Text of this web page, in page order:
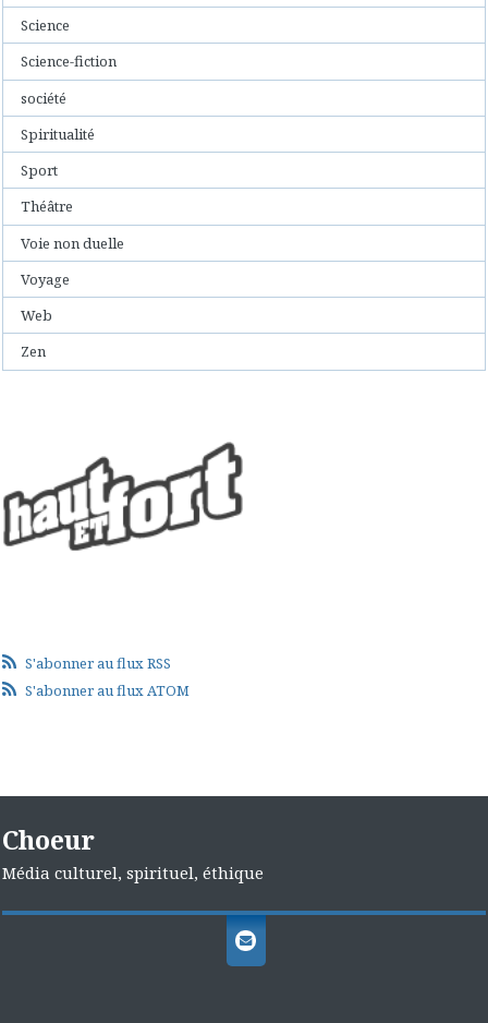
Science
Science-fiction
société
Spiritualité
Sport
Théâtre
Voie non duelle
Voyage
Web
Zen
S'abonner au flux RSS
S'abonner au flux ATOM
Choeur
Média culturel, spirituel, éthique